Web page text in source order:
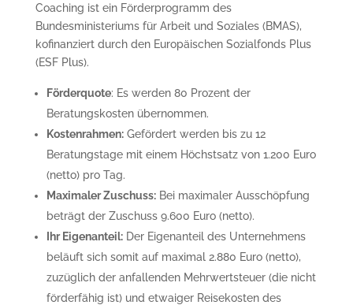
Coaching ist ein Förderprogramm des
Bundesministeriums für Arbeit und Soziales (BMAS),
kofinanziert durch den Europäischen Sozialfonds Plus
(ESF Plus).
Förderquote: Es werden 80 Prozent der
Beratungskosten übernommen.
Kostenrahmen:Gefördert werden bis zu 12
Beratungstage mit einem Höchstsatz von 1.200 Euro
(netto) pro Tag.
Maximaler Zuschuss:Bei maximaler Ausschöpfung
beträgt der Zuschuss 9.600 Euro (netto).
Ihr Eigenanteil:Der Eigenanteil des Unternehmens
beläuft sich somit auf maximal 2.880 Euro (netto),
zuzüglich der anfallenden Mehrwertsteuer (die nicht
förderfähig ist) und etwaiger Reisekosten des